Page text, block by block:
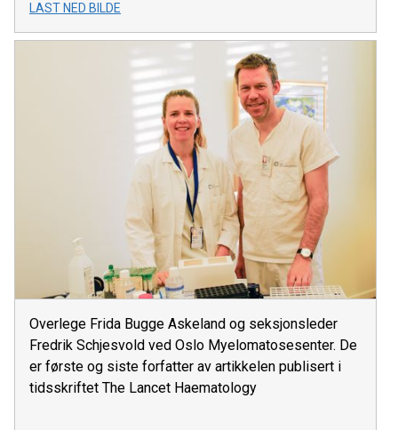
LAST NED BILDE
Overlege Frida Bugge Askeland og seksjonsleder
Fredrik Schjesvold ved Oslo Myelomatosesenter. De
er første og siste forfatter av artikkelen publisert i
tidsskriftet The Lancet Haematology